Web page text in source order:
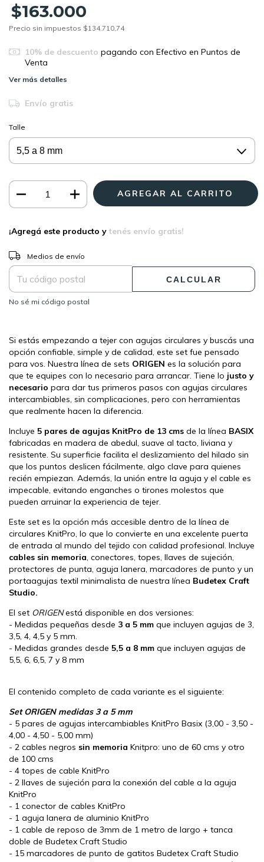
$163.000
Precio sin impuestos $134.710,74
10% de descuento pagando con Efectivo en Puntos de
Venta
Ver más detalles
Envío gratis
Talle
¡Agregá este producto y tenés envío gratis!
Entregas para el CP:
Medios de envío
CALCULAR
No sé mi código postal
Si estás empezando a tejer con agujas circulares y buscás una
opción confiable, simple y de calidad, este set fue pensado
para vos. Nuestra línea de sets ORIGEN es la solución para
que te equipes con lo necesario para arrancar. Tiene lo justo y
necesario para dar tus primeros pasos con agujas circulares
intercambiables, sin complicaciones, pero con herramientas
que realmente hacen la diferencia.
Incluye 5 pares de agujas KnitPro de 13 cms de la línea BASIX
fabricadas en madera de abedul, suave al tacto, liviana y
resistente. Su superficie facilita el deslizamiento del hilado sin
que los puntos deslicen fácilmente, algo clave para quienes
recién empiezan. Además, la unión entre la aguja y el cable es
impecable, evitando enganches o tirones molestos que
pueden arruinar la experiencia de tejer.
Este set es la opción más accesible dentro de la línea de
circulares KnitPro, lo que lo convierte en una excelente puerta
de entrada al mundo del tejido con calidad profesional. Incluye
cables sin memoria, conectores, topes, llaves de sujeción,
protectores de punta, aguja lanera, marcadores de punto y un
portaagujas textil minimalista de nuestra línea Budetex Craft
Studio.
El set ORIGENestá disponible en dos versiones:
- Medidas pequeñas desde 3 a 5 mm que incluyen agujas de 3,
3,5, 4, 4,5 y 5 mm.
- Medidas grandes desde 5,5 a 8 mm que incluyen agujas de
5,5, 6, 6,5, 7 y 8 mm
El contenido completo de cada variante es el siguiente:
Set ORIGEN medidas 3 a 5 mm
- 5 pares de agujas intercambiables KnitPro Basix (3,00 - 3,50 -
4,00 - 4,50 - 5,00 mm)
- 2 cables negros sin memoria Knitpro: uno de 60 cms y otro
de 100 cms
- 4 topes de cable KnitPro
- 2 llaves de sujeción para la conexión del cable a la aguja
KnitPro
- 1 conector de cables KnitPro
- 1 aguja lanera de aluminio KnitPro
- 1 cable de reposo de 3mm de 1 metro de largo + tanca
doble de Budetex Craft Studio
- 15 marcadores de punto de gatitos Budetex Craft Studio